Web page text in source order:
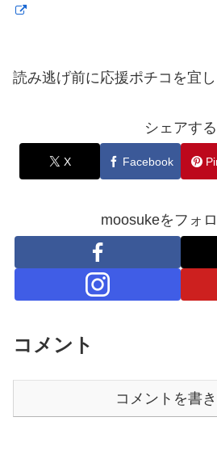
読み逃げ前に応援ポチコを宜
シェアする
X Facebook
moosukeをフォ
コメント
コメントを書